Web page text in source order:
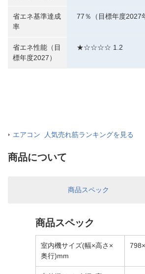
省エネ基準達成
率
省エネ性能（目
標年度2027）
77％（目標年度2027
★☆☆☆☆ 1.2
エアコン 人気売れ筋ランキングを見る
商品について
商品スペック
商品スペック
室内機サイズ(幅×高さ×
奥行)mm